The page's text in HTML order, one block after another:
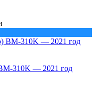
310K — 2021 год